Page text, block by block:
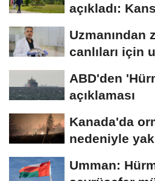
açıkladı:
Uzmanından
canlıları için
ABD'den
açıklaması
Kanada'da
nedeniyle
Umman: